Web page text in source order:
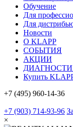
Обучение
Для
Для
Новости
О KLAPP
СОБЫТИЯ
АКЦИИ
Купить
+7 (495) 960-14-36
+7 (903) 714-93-96
×